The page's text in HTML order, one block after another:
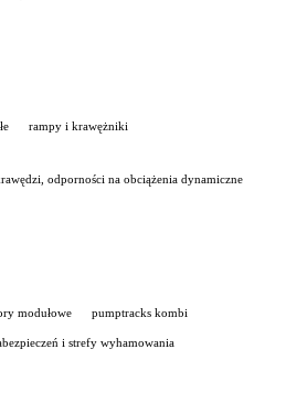
rampy i krawężniki
odporności na obciążenia dynamiczne
modułowe pumptracks kombi
i strefy wyhamowania